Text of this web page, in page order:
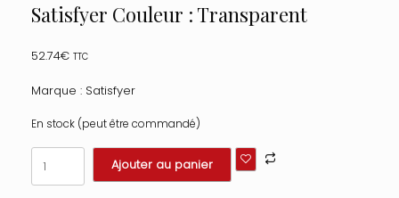
Satisfyer Couleur : Transparent
52.74€ TTC
Marque : Satisfyer
En stock (peut être commandé)
quantité
de
Gode
Ajouter au panier